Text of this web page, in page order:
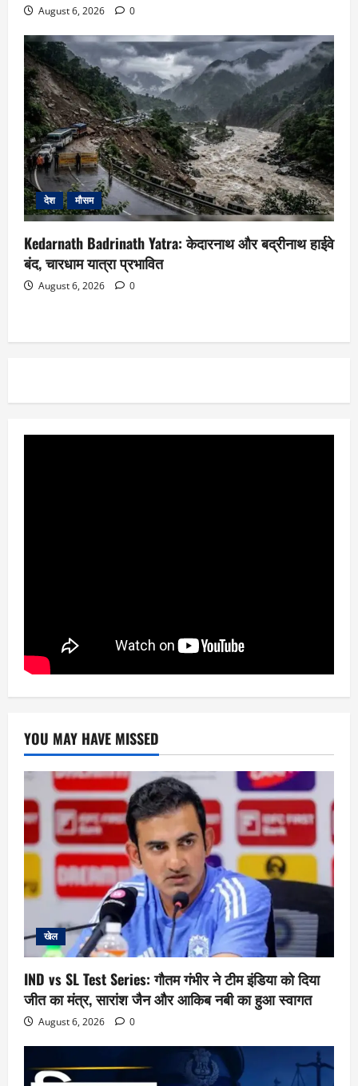
August 6, 2026 0
देश मौसम
Kedarnath Badrinath Yatra: केदारनाथ और बद्रीनाथ हाईवे
बंद, चारधाम यात्रा प्रभावित
August 6, 2026 0
YOU MAY HAVE MISSED
खेल
IND vs SL Test Series: गौतम गंभीर ने टीम इंडिया को दिया
जीत का मंत्र, सारांश जैन और आकिब नबी का हुआ स्वागत
August 6, 2026 0